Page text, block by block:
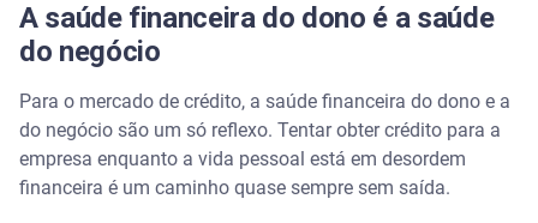
A saúde financeira do dono é a saúde
do negócio
Para o mercado de crédito, a saúde financeira do dono e a
do negócio são um só reflexo. Tentar obter crédito para a
empresa enquanto a vida pessoal está em desordem
financeira é um caminho quase sempre sem saída.